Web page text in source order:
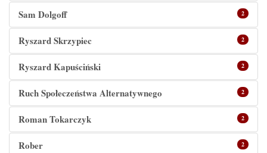
Sam Dolgoff 2
Ryszard Skrzypiec 2
Ryszard Kapuściński 2
Ruch Społeczeństwa Alternatywnego 2
Roman Tokarczyk 2
Rober 2